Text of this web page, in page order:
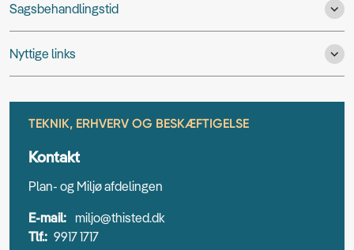
Sagsbehandlingstid
Nyttige links
TEKNIK, ERHVERV OG BESKÆFTIGELSE
Kontakt
Plan- og Miljø afdelingen
E-mail: miljo@thisted.dk
Tlf.: 9917 1717